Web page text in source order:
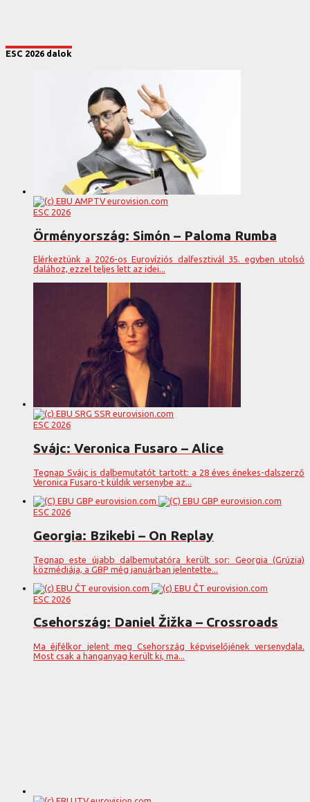
ESC 2026 dalok
ESC 2026
Örményország: Simón – Paloma Rumba
Elérkeztünk a 2026-os Eurovíziós dalfesztivál 35. egyben utolsó
dalához, ezzel teljes lett az idei...
ESC 2026
Svájc: Veronica Fusaro – Alice
Tegnap Svájc is dalbemutatót tartott: a 28 éves énekes-dalszerző
Veronica Fusaro-t küldik versenybe az...
ESC 2026
Georgia: Bzikebi – On Replay
Tegnap este újabb dalbemutatóra került sor: Georgia (Grúzia)
közmédiája, a GBP még januárban jelentette...
ESC 2026
Csehország: Daniel Žižka – Crossroads
Ma éjfélkor jelent meg Csehország képviselőjének versenydala.
Most csak a hanganyag került ki, ma...